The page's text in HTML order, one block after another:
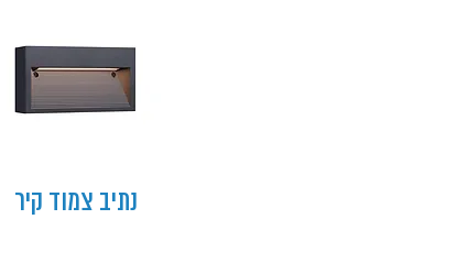
נתיב צמוד קיר